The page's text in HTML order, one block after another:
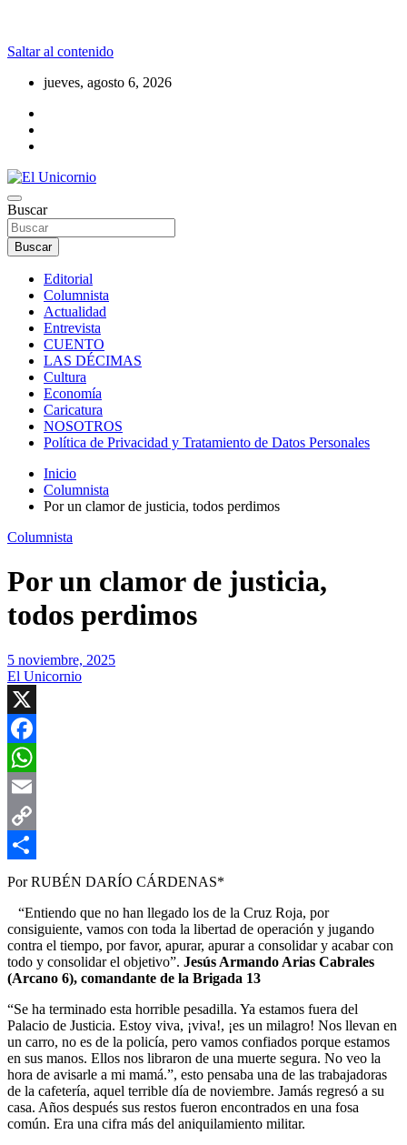
Saltar al contenido
jueves, agosto 6, 2026
El Unicornio
La realidad supera la fantasía
Buscar
Buscar
Editorial
Columnista
Actualidad
Entrevista
CUENTO
LAS DÉCIMAS
Cultura
Economía
Caricatura
NOSOTROS
Política de Privacidad y Tratamiento de Datos Personales
Inicio
Columnista
Por un clamor de justicia, todos perdimos
Columnista
Por un clamor de justicia,
todos perdimos
5 noviembre, 2025
El Unicornio
X
Facebook
WhatsApp
Email
Copy
Link
Compartir
Por RUBÉN DARÍO CÁRDENAS*
“Entiendo que no han llegado los de la Cruz Roja, por
consiguiente, vamos con toda la libertad de operación y jugando
contra el tiempo, por favor, apurar, apurar a consolidar y acabar con
todo y consolidar el objetivo”. Jesús Armando Arias Cabrales
(Arcano 6), comandante de la Brigada 13
“Se ha terminado esta horrible pesadilla. Ya estamos fuera del
Palacio de Justicia. Estoy viva, ¡viva!, ¡es un milagro! Nos llevan en
un carro, no es de la policía, pero vamos confiados porque estamos
en sus manos. Ellos nos libraron de una muerte segura. No veo la
hora de avisarle a mi mamá.”, esto pensaba una de las trabajadoras
de la cafetería, aquel terrible día de noviembre. Jamás regresó a su
casa. Años después sus restos fueron encontrados en una fosa
común. Era una cifra más del aniquilamiento militar.